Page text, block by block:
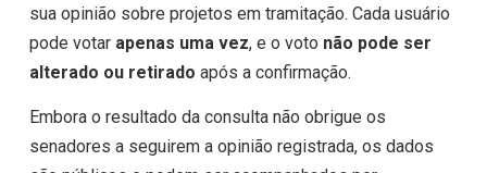
sua opinião sobre projetos em tramitação. Cada usuário
pode votar apenas uma vez, e o voto não pode ser
alterado ou retirado após a confirmação.
Embora o resultado da consulta não obrigue os
senadores a seguirem a opinião registrada, os dados